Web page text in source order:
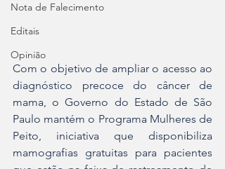
Nota de Falecimento
Editais
Opinião
Com o objetivo de ampliar o acesso ao
diagnóstico precoce do câncer de
mama, o Governo do Estado de São
Paulo mantém o Programa Mulheres de
Peito, iniciativa que disponibiliza
mamografias gratuitas para pacientes